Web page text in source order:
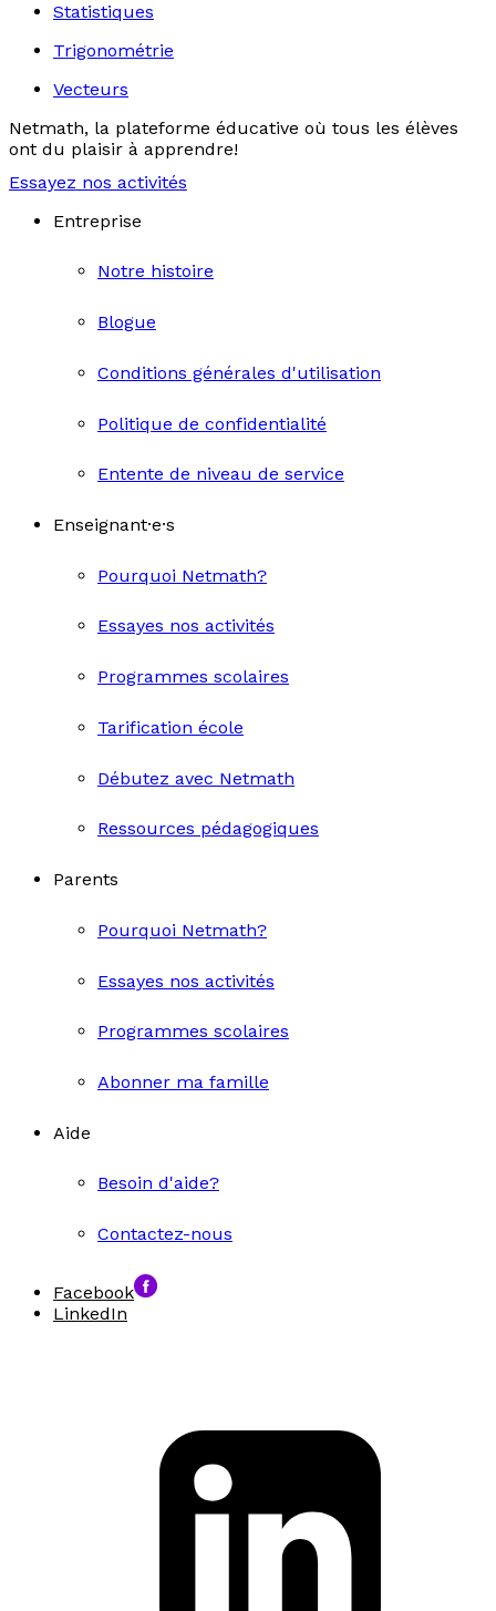
Statistiques
Trigonométrie
Vecteurs
Netmath, la plateforme éducative où tous les élèves
ont du plaisir à apprendre!
Essayez nos activités
Entreprise
Notre histoire
Blogue
Conditions générales d'utilisation
Politique de confidentialité
Entente de niveau de service
Enseignant·e·s
Pourquoi Netmath?
Essayes nos activités
Programmes scolaires
Tarification école
Débutez avec Netmath
Ressources pédagogiques
Parents
Pourquoi Netmath?
Essayes nos activités
Programmes scolaires
Abonner ma famille
Aide
Besoin d'aide?
Contactez-nous
Facebook
LinkedIn